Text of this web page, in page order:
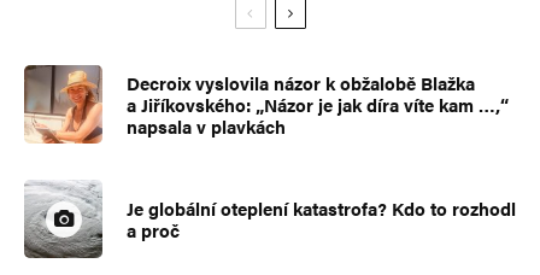
Decroix vyslovila názor k obžalobě Blažka
a Jiříkovského: „Názor je jak díra víte kam …,“
napsala v plavkách
Je globální oteplení katastrofa? Kdo to rozhodl
a proč